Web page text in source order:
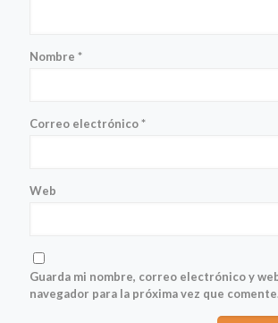
Nombre *
Correo electrónico*
Web
Guarda mi nombre, correo electrónico y
navegador para la próxima vez que